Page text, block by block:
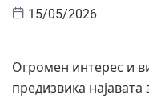
15/05/2026
Огромен интерес и
предизвика најавата